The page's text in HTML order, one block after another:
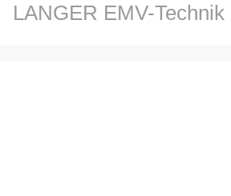
LANGER EMV-